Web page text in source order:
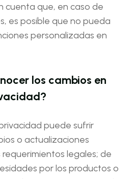
cuenta que, en caso de
es posible que no pueda
personalizadas en
los cambios en
puede sufrir
o actualizaciones
legales; de
por los productos o